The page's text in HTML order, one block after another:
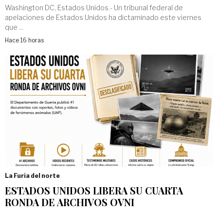
Washington DC, Estados Unidos.- Un tribunal federal de
apelaciones de Estados Unidos ha dictaminado este viernes
que ...
Hace 16 horas
La Furia del norte
ESTADOS UNIDOS LIBERA SU CUARTA
RONDA DE ARCHIVOS OVNI